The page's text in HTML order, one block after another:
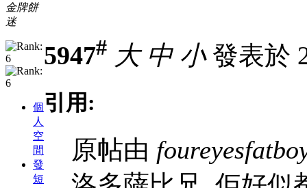
金牌餅
迷
個
人
空
間
發
短
5947# 大 中 小發表於
引用:
原帖由